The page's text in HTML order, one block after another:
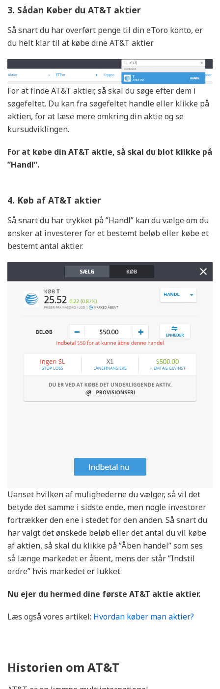
3. Sådan Køber du AT&T aktier
Så snart du har overført penge til din eToro konto, er
du helt klar til at købe dine AT&T aktier.
For at finde AT&T aktier, så skal du søge efter dem i
søgefeltet. Du kan fra søgefeltet handle eller klikke på
aktien, for at læse mere omkring din aktie og se
kursudviklingen.
For at købe din AT&T aktie, så skal du blot klikke på
”Handl”.
4. Køb af AT&T aktier
Så snart du har trykket på ”Handl” kan du vælge om du
ønsker at investerer for et bestemt beløb eller købe et
bestemt antal aktier.
Uanset hvilken af mulighederne du vælger, så vil det
betyde det samme i sidste ende, men nogle investorer
fortrækker den ene i stedet for den anden. Så snart du
har valgt det ønskede beløb eller det antal du vil købe
af aktien, så skal du klikke på ”Åben handel” som ses
så længe markedet er åbent, mens der står ”Indstil
ordre” hvis markedet er lukket.
Nu ejer du hermed dine første AT&T aktie aktier.
Læs også vores artikel: Hvordan køber man aktier?
Historien om AT&T